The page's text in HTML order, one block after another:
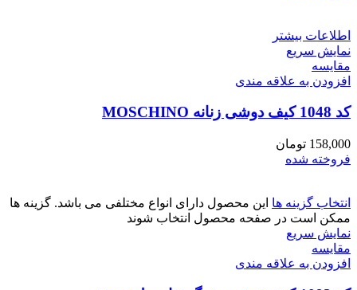
اطلاعات بیشتر
نمایش سریع
مقايسه
افزودن به علاقه مندی
کد 1048 کیف دوشی زنانه MOSCHINO
158,000 تومان
فروخته شده
انتخاب گزینه ها این محصول دارای انواع مختلفی می باشد. گزینه ها
ممکن است در صفحه محصول انتخاب شوند
نمایش سریع
مقايسه
افزودن به علاقه مندی